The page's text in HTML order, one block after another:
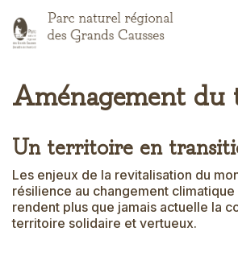
to
main
Aménagement
Introduction
Un territoire en
Les enjeux de la revitalisation du
résilience au changement climatique
rendent plus que jamais actuelle la
territoire solidaire et vertueux.